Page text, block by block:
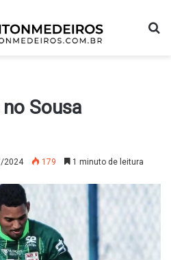
Sousa
2024 179 1 minuto de leitura